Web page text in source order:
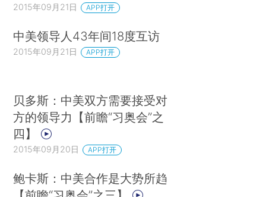
2015年09月21日 APP打开
中美领导人43年间18度互访
2015年09月21日 APP打开
贝多斯：中美双方需要接受对
方的领导力【前瞻“习奥会”之
四】
2015年09月20日 APP打开
鲍卡斯：中美合作是大势所趋